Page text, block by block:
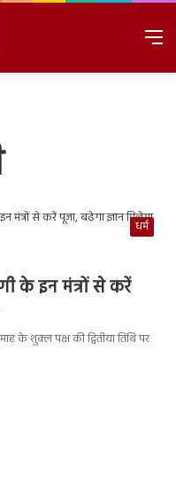
धर्म
के इन मंत्रों से करें
के शुक्ल पक्ष की द्वितीया तिथि पर